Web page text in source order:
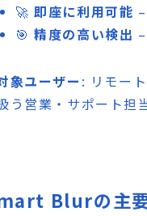
🚀即座に利用可能
🎯精度の高い検出
象ユーザー : リモー
う営業・サポート担
Blurの主